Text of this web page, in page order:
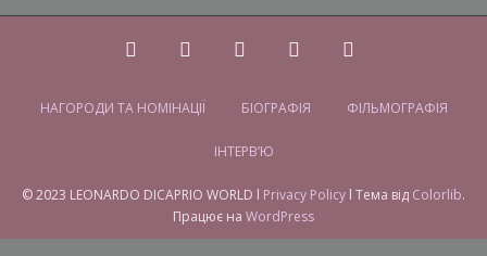
НАГОРОДИ ТА НОМІНАЦІЇ БІОГРАФІЯ ФІЛЬМОГРАФІЯ
ІНТЕРВ’Ю
© 2023 LEONARDO DICAPRIO WORLD l Privacy Policy l Тема від Colorlib.
Працює на WordPress